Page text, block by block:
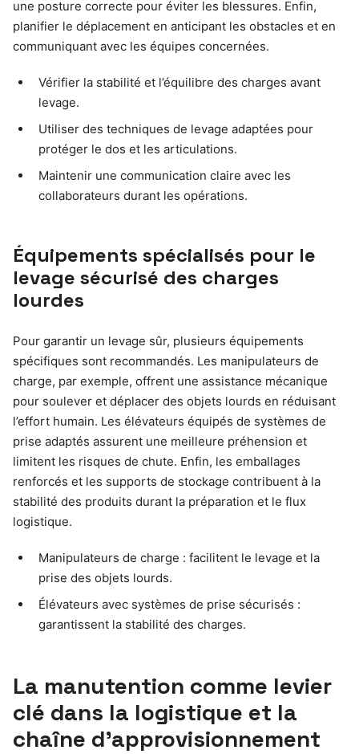
une posture correcte pour éviter les blessures. Enfin,
planifier le déplacement en anticipant les obstacles et en
communiquant avec les équipes concernées.
Vérifier la stabilité et l’équilibre des charges avant
levage.
Utiliser des techniques de levage adaptées pour
protéger le dos et les articulations.
Maintenir une communication claire avec les
collaborateurs durant les opérations.
Équipements spécialisés pour le
levage sécurisé des charges
lourdes
Pour garantir un levage sûr, plusieurs équipements
spécifiques sont recommandés. Les manipulateurs de
charge, par exemple, offrent une assistance mécanique
pour soulever et déplacer des objets lourds en réduisant
l’effort humain. Les élévateurs équipés de systèmes de
prise adaptés assurent une meilleure préhension et
limitent les risques de chute. Enfin, les emballages
renforcés et les supports de stockage contribuent à la
stabilité des produits durant la préparation et le flux
logistique.
Manipulateurs de charge : facilitent le levage et la
prise des objets lourds.
Élévateurs avec systèmes de prise sécurisés :
garantissent la stabilité des charges.
La manutention comme levier
clé dans la logistique et la
chaîne d’approvisionnement